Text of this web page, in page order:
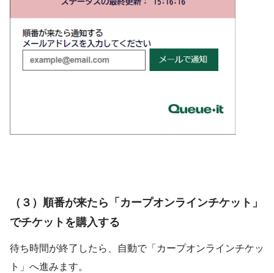
（３）順番が来たら「カープオンラインチケット」
でチケットを購入する
待ち時間が終了したら、自動で「カープオンラインチケッ
ト」へ進みます。